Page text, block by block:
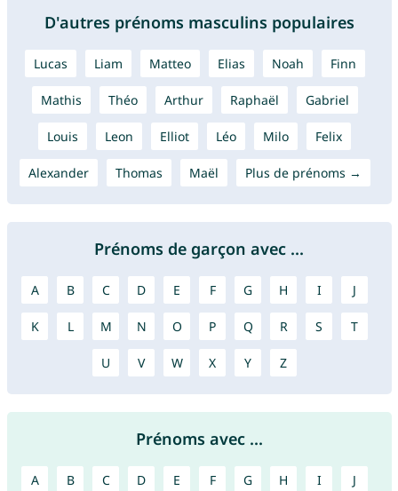
D'autres prénoms masculins populaires
Lucas Liam Matteo Elias Noah Finn
Mathis Théo Arthur Raphaël Gabriel
Louis Leon Elliot Léo Milo Felix
Alexander Thomas Maël Plus de prénoms →
Prénoms de garçon avec ...
A B C D E F G H I J
K L M N O P Q R S T
U V W X Y Z
Prénoms avec ...
A B C D E F G H I J